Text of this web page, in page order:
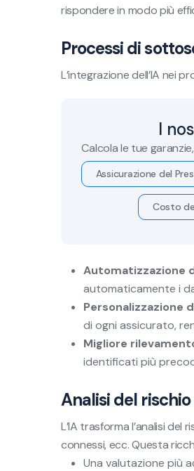
rispondere in modo più
Processi di
L’integrazione dell’IA nei
I
Calcola le tue
Assicurazione del
Costo
Automatizzazione
automaticamente i
Personalizzazione
di ogni assicurato,
Migliore
identificati più
Analisi del
L’IA trasforma l’analisi
connessi, ecc. Questa
Una valutazione più